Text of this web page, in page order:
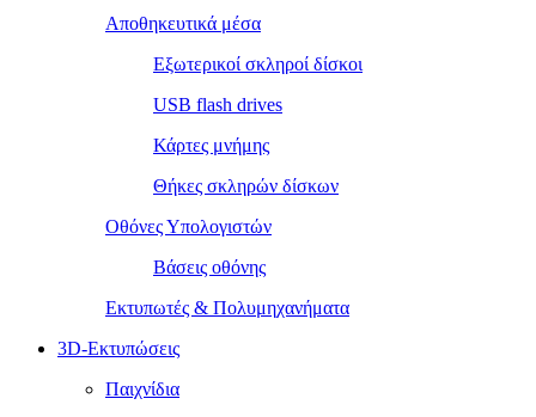
Αποθηκευτικά μέσα
Εξωτερικοί σκληροί δίσκοι
USB flash drives
Κάρτες μνήμης
Θήκες σκληρών δίσκων
Οθόνες Υπολογιστών
Βάσεις οθόνης
Εκτυπωτές & Πολυμηχανήματα
3D-Εκτυπώσεις
Παιχνίδια